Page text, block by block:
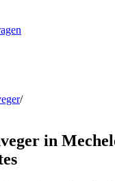
/
in